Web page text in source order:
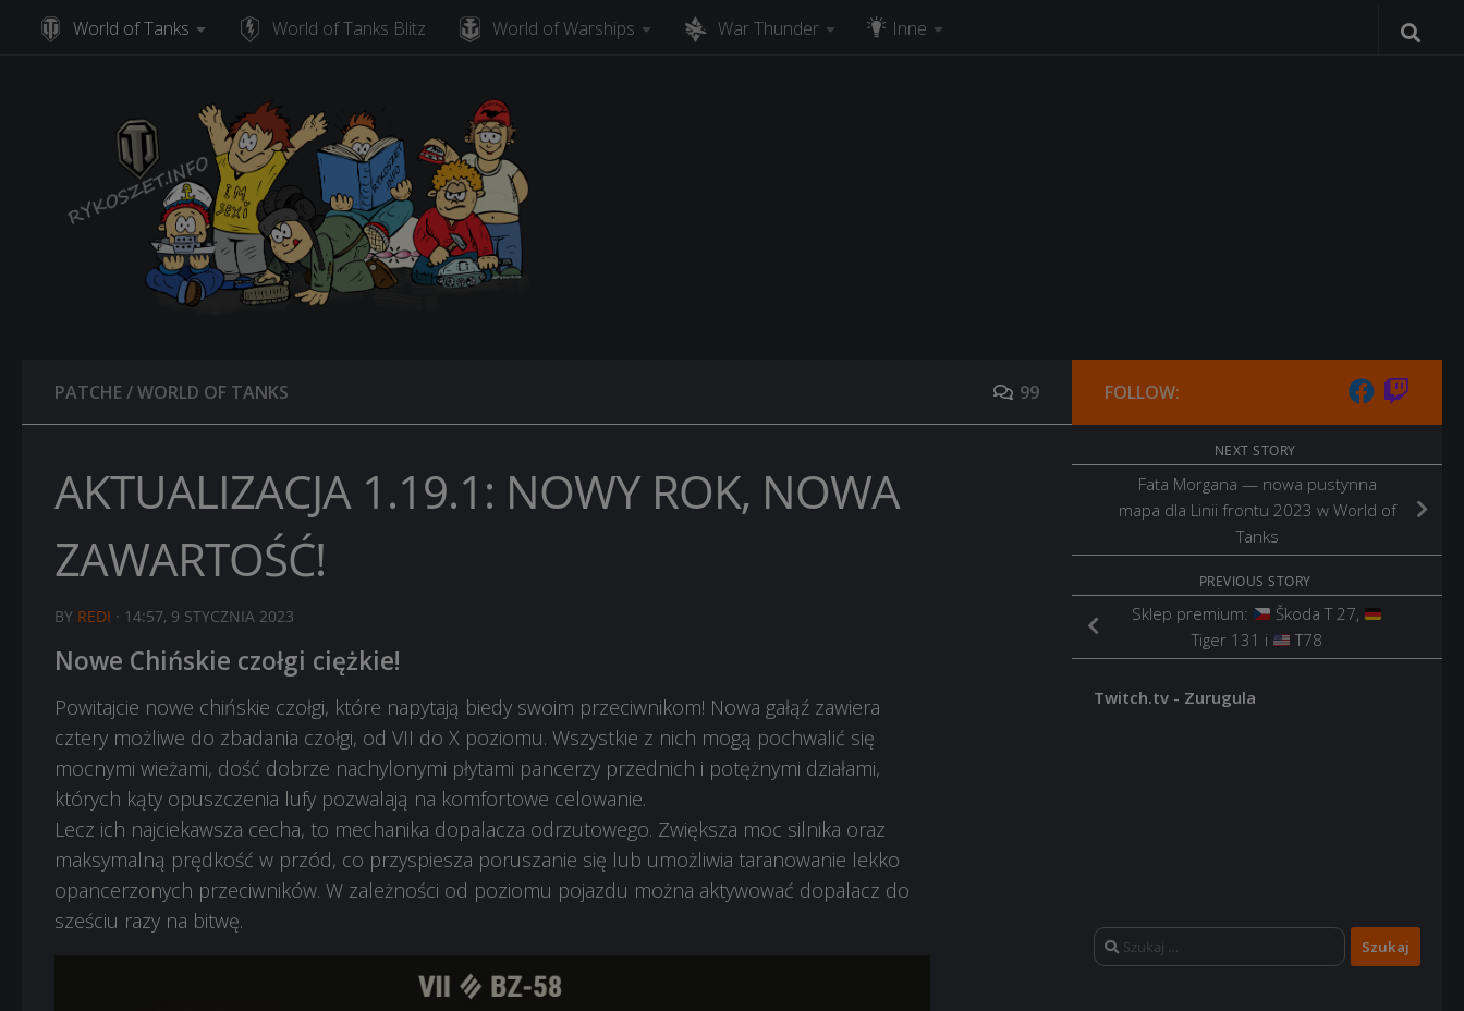
Skip to content
World of Tanks World of Tanks Blitz World of Warships War Thunder Inne
PATCHE/WORLD OF TANKS 99
AKTUALIZACJA 1.19.1: NOWY ROK, NOWA
ZAWARTOŚĆ!
BY REDI · 14:57, 9 STYCZNIA 2023
Nowe Chińskie czołgi ciężkie!
Powitajcie nowe chińskie czołgi, które napytają biedy swoim przeciwnikom! Nowa gałąź zawiera
cztery możliwe do zbadania czołgi, od VII do X poziomu. Wszystkie z nich mogą pochwalić się
mocnymi wieżami, dość dobrze nachylonymi płytami pancerzy przednich i potężnymi działami,
których kąty opuszczenia lufy pozwalają na komfortowe celowanie.
Lecz ich najciekawsza cecha, to mechanika dopalacza odrzutowego. Zwiększa moc silnika oraz
maksymalną prędkość w przód, co przyspiesza poruszanie się lub umożliwia taranowanie lekko
opancerzonych przeciwników. W zależności od poziomu pojazdu można aktywować dopalacz do
sześciu razy na bitwę.
FOLLOW:
NEXT STORY
Fata Morgana — nowa pustynna
mapa dla Linii frontu 2023 w World of
Tanks
PREVIOUS STORY
Sklep premium:
Škoda T 27,
Tiger 131 i
T78
Twitch.tv - Zurugula
Szukaj: